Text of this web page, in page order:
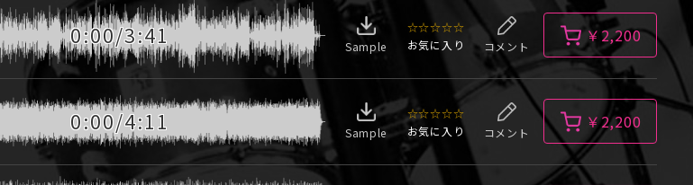
曲です。新曲一覧は
0:00/3:41 Sample
☆☆☆☆☆
お気に入り
コメント
￥2,200
0:00/4:11 Sample
☆☆☆☆☆
お気に入り
コメント
￥2,200